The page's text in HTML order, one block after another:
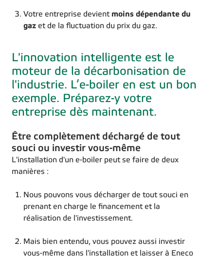
Votre entreprise devient moins dépendante du
gaz et de la fluctuation du prix du gaz.
L'innovation intelligente est le
moteur de la décarbonisation de
l'industrie. L’e-boiler en est un bon
exemple. Préparez-y votre
entreprise dès maintenant.
Être complètement déchargé de tout
souci ou investir vous-même
L'installation d'un e-boiler peut se faire de deux
manières :
Nous pouvons vous décharger de tout souci en
prenant en charge le financement et la
réalisation de l'investissement.
Mais bien entendu, vous pouvez aussi investir
vous-même dans l'installation et laisser à Eneco